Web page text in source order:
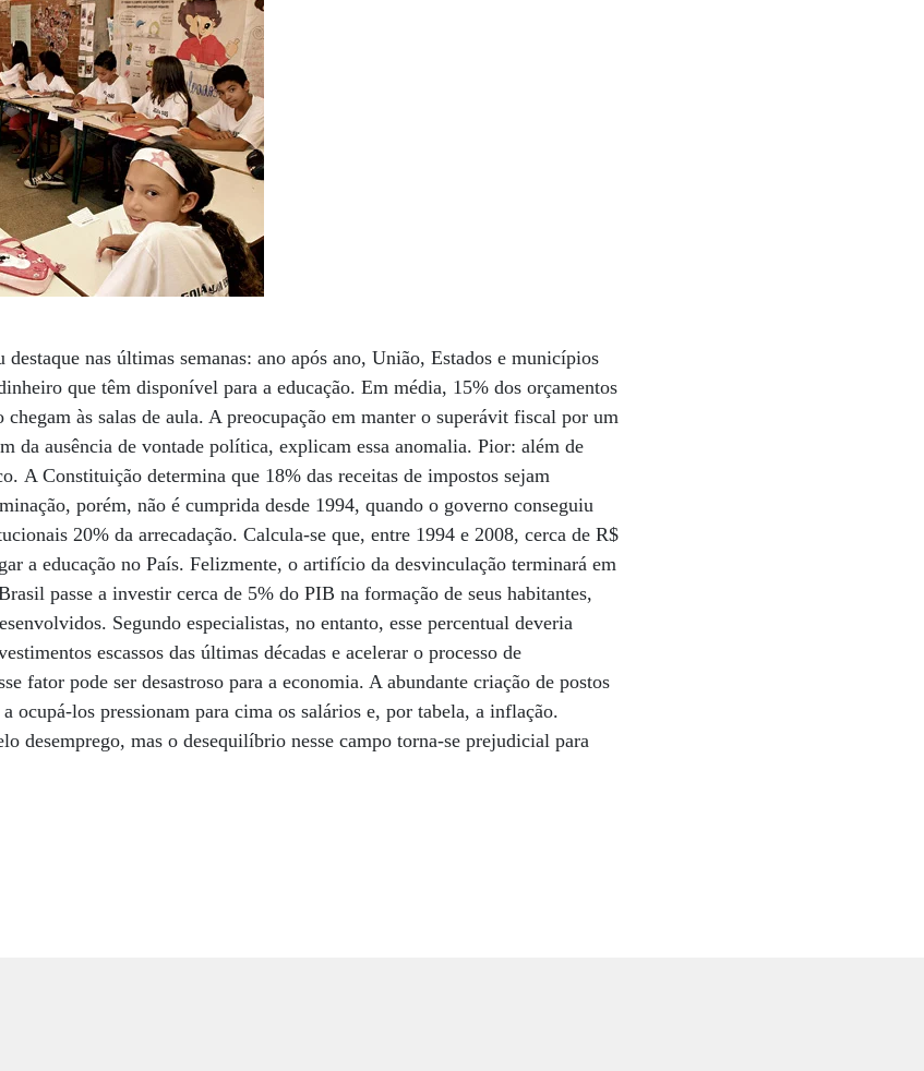
nas últimas semanas: ano após ano, União, Estados e municípios
que têm disponível para a educação. Em média, 15% dos orçamentos
às salas de aula. A preocupação em manter o superávit fiscal por um
da ausência de vontade política, explicam essa anomalia. Pior: além de
A Constituição determina que 18% das receitas de impostos sejam
porém, não é cumprida desde 1994, quando o governo conseguiu
20% da arrecadação. Calcula-se que, entre 1994 e 2008, cerca de R$
a educação no País. Felizmente, o artifício da desvinculação terminará em
passe a investir cerca de 5% do PIB na formação de seus habitantes,
Segundo especialistas, no entanto, esse percentual deveria
escassos das últimas décadas e acelerar o processo de
fator pode ser desastroso para a economia. A abundante criação de postos
ocupá-los pressionam para cima os salários e, por tabela, a inflação.
desemprego, mas o desequilíbrio nesse campo torna-se prejudicial para